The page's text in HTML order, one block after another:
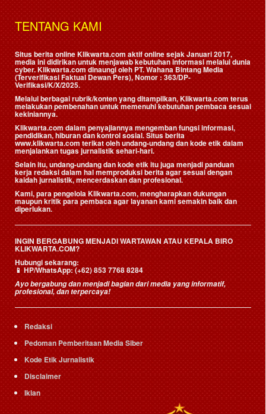
TENTANG KAMI
Situs berita online Klikwarta.com aktif online sejak Januari 2017,
media ini didirikan untuk menjawab kebutuhan informasi melalui dunia
cyber. Klikwarta.com dinaungi oleh PT. Wahana Bintang Media
(Terverifikasi Faktual Dewan Pers), Nomor : 363/DP-
Verifikasi/K/X/2025.
Melalui berbagai rubrik/konten yang ditampilkan, Klikwarta.com terus
melakukan pembenahan untuk memenuhi kebutuhan pembaca sesuai
kekiniannya.
Klikwarta.com dalam penyajiannya mengemban fungsi informasi,
pendidikan, hiburan dan kontrol sosial. Situs berita
www.klikwarta.com terikat oleh undang-undang dan kode etik dalam
menjalankan tugas jurnalistik sehari-hari.
Selain itu, undang-undang dan kode etik itu juga menjadi panduan
kerja redaksi dalam hal memproduksi berita agar sesuai dengan
kaidah jurnalistik, mencerdaskan dan profesional.
Kami, para pengelola Klikwarta.com, mengharapkan dukungan
maupun kritik para pembaca agar layanan kami semakin baik dan
diperlukan.
INGIN BERGABUNG MENJADI WARTAWAN ATAU KEPALA BIRO
KLIKWARTA.COM?
Hubungi sekarang:
📱HP/WhatsApp:(+62) 853 7768 8284
Ayo bergabung dan menjadi bagian dari media yang informatif,
profesional, dan terpercaya!
Redaksi
Pedoman Pemberitaan Media Siber
Kode Etik Jurnalistik
Disclaimer
Iklan